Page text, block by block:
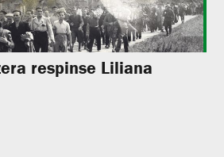
respinse Liliana